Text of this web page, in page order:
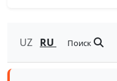
UZ RU Поиск